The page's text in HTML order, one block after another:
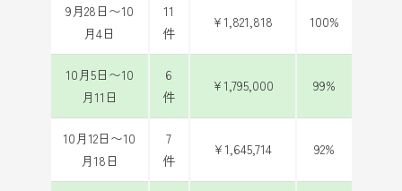
9月28日〜10
月4日
11
件
¥1,821,818 100%
10月5日〜10
月11日
6
件
¥1,795,000 99%
10月12日〜10
月18日
7
件
¥1,645,714 92%